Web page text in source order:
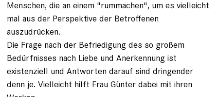
Menschen, die an einem "rummachen", um es vielleicht
mal aus der Perspektive der Betroffenen
auszudrücken.
Die Frage nach der Befriedigung des so großem
Bedürfnisses nach Liebe und Anerkennung ist
existenziell und Antworten darauf sind dringender
denn je. Vielleicht hilft Frau Günter dabei mit ihren